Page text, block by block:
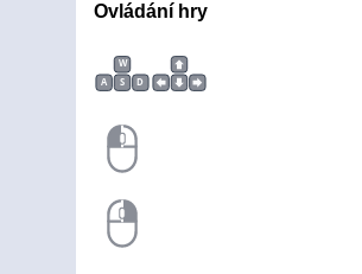
Ovládání hry
W
A
S D